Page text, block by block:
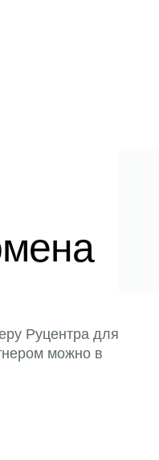
Руцентра для
можно в